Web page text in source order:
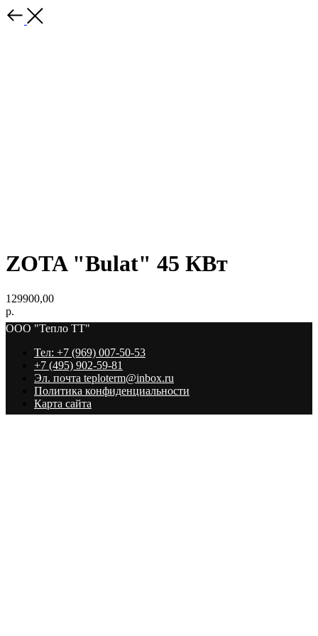
ZOTA "Bulat" 45 КВт
129900,00
р.
ООО "Тепло ТТ"
Тел: +7 (969) 007-50-53
+7 (495) 902-59-81
Эл. почта teploterm@inbox.ru
Политика конфиденциальности
Карта сайта